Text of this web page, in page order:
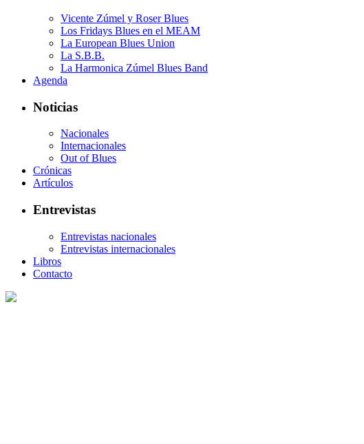
Vicente Zúmel y Roser Blues
Los Fridays Blues en el MEAM
La European Blues Union
La S.B.B.
La Harmonica Zúmel Blues Band
Agenda
Noticias
Nacionales
Internacionales
Out of Blues
Crónicas
Artículos
Entrevistas
Entrevistas nacionales
Entrevistas internacionales
Libros
Contacto